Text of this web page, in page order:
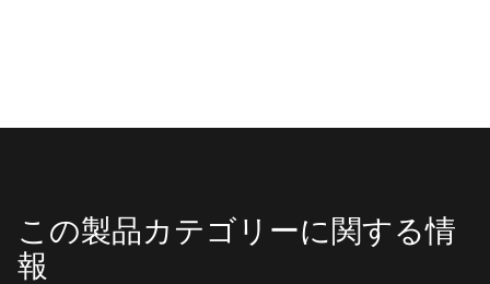
この製品カテゴリーに関する情
報